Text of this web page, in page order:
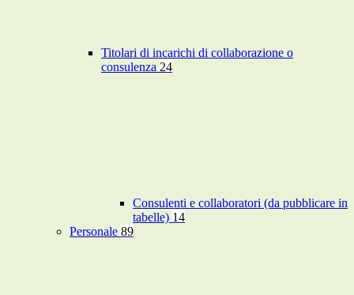
Titolari di incarichi di collaborazione o
consulenza 24
Consulenti e collaboratori (da pubblicare in
tabelle) 14
Personale 89